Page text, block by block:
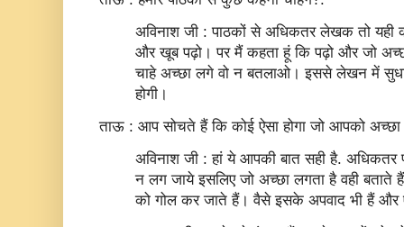
अविनाश जी : पाठकों से अधिकतर लेखक तो यही
और खूब पढ़ो। पर मैं कहता हूं कि पढ़ो और जो
चाहे अच्‍छा लगे वो न बतलाओ। इससे लेखन में
होगी।
ताऊ : आप सोचते हैं कि कोई ऐसा होगा जो आपको अच्छा
अविनाश जी : हां ये आपकी बात सही है. अधिकतर
न लग जाये इसलिए जो अच्‍छा लगता है वही
को गोल कर जाते हैं। वैसे इसके अपवाद भी हैं